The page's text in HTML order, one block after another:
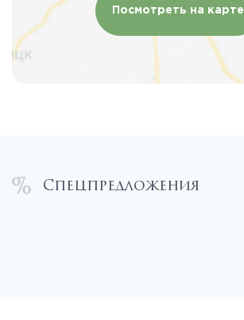
Посмотреть на карте
Спецпредложения